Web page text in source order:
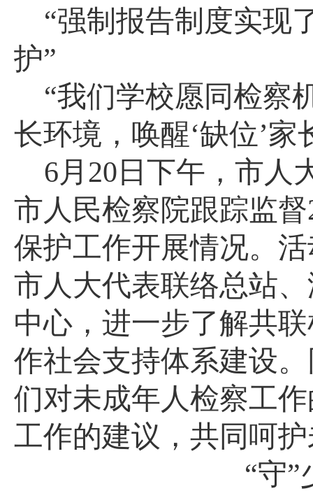
“强制报告制度实现
护”
“我们学校愿同检察
长环境，唤醒‘缺位’
6月20日下午，市人
市人民检察院跟踪监
保护工作开展情况。
市人大代表联络总站
中心，进一步了解共
作社会支持体系建设
们对未成年人检察工
工作的建议，共同呵
“守”